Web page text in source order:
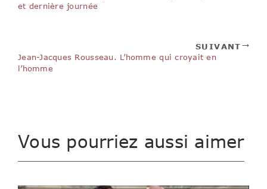
et dernière journée
SUIVANT
Jean-Jacques Rousseau. L’homme qui croyait en
l’homme
Vous pourriez aussi aimer